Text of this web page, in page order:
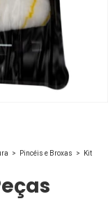
> Pincéis e Broxas >
Kit